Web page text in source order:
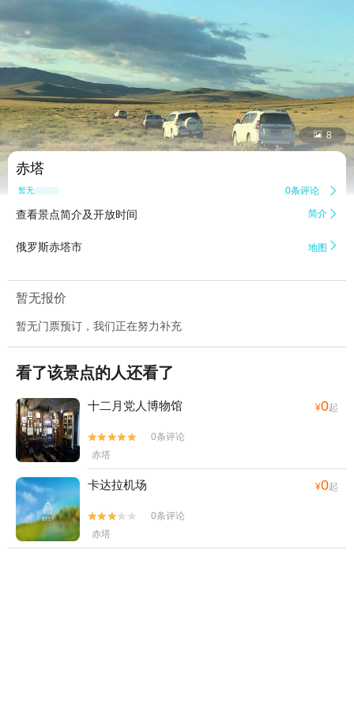
 8
赤塔
暂无点评 0条评论 
查看景点简介及开放时间 简介 
俄罗斯赤塔市 地图 
暂无报价
暂无门票预订，我们正在努力补充
看了该景点的人还看了
十二月党人博物馆 ¥0起


0条评论
赤塔
卡达拉机场 ¥0起


0条评论
赤塔
